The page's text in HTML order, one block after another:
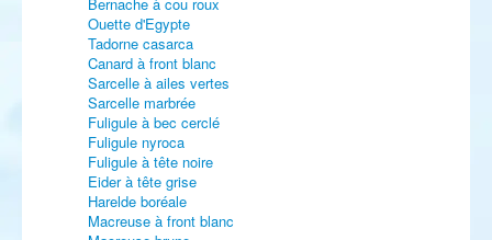
Ouette d'Egypte
Tadorne casarca
Canard à front blanc
Sarcelle à ailes vertes
Sarcelle marbrée
Fuligule à bec cerclé
Fuligule nyroca
Fuligule à tête noire
Eider à tête grise
Harelde boréale
Macreuse à front blanc